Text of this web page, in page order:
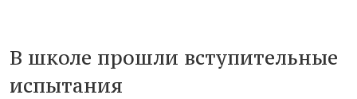
В школе прошли вступительные
испытания